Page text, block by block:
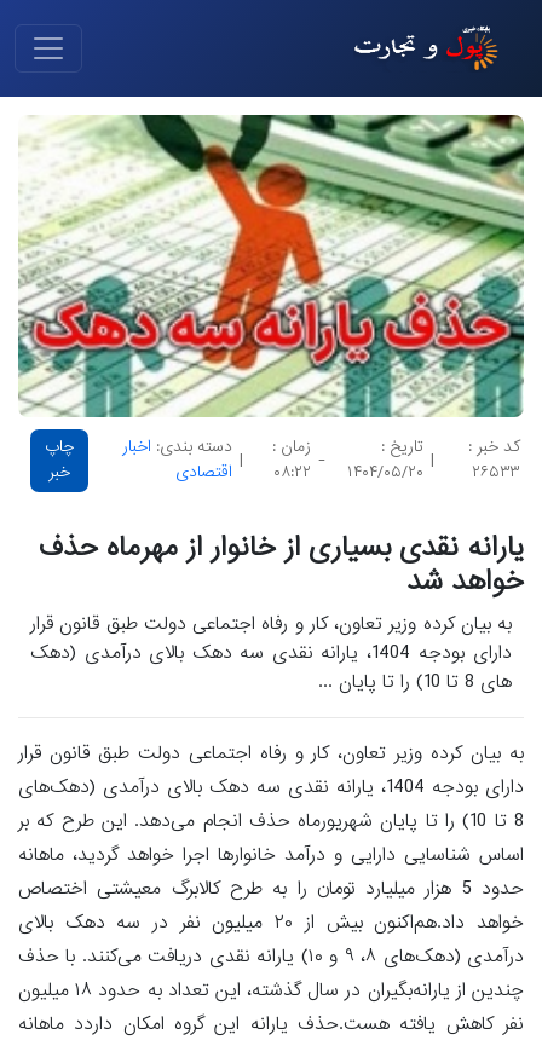
کد خبر :
۲۶۵۳۳
|
تاریخ :
۱۴۰۴/۰۵/۲۰
-
زمان :
۰۸:۲۲
|
دسته بندی: اخبار
اقتصادی
چاپ
خبر
یارانه نقدی بسیاری از خانوار از مهرماه حذف
خواهد شد
به بیان کرده وزیر تعاون، کار و رفاه اجتماعی دولت طبق قانون قرار
دارای بودجه 1404، یارانه نقدی سه دهک بالای درآمدی (دهک‌
های 8 تا 10) را تا پایان ...
به بیان کرده وزیر تعاون، کار و رفاه اجتماعی دولت طبق قانون قرار
دارای بودجه 1404، یارانه نقدی سه دهک بالای درآمدی (دهک‌های
8 تا 10) را تا پایان شهریورماه حذف انجام می‌دهد. این طرح که بر
اساس شناسایی دارایی و درآمد خانوارها اجرا خواهد گردید، ماهانه
حدود 5 هزار میلیارد تومان را به طرح کالابرگ معیشتی اختصاص
خواهد داد.هم‌اکنون بیش از ۲۰ میلیون نفر در سه دهک بالای
درآمدی (دهک‌های ۸، ۹ و ۱۰) یارانه نقدی دریافت می‌کنند. با حذف
چندین از یارانه‌بگیران در سال گذشته، این تعداد به حدود ۱۸ میلیون
نفر کاهش یافته هست.حذف یارانه این گروه امکان داردد ماهانه